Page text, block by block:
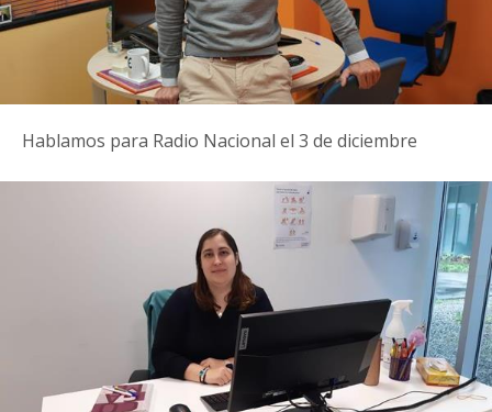
Hablamos para Radio Nacional el 3 de diciembre